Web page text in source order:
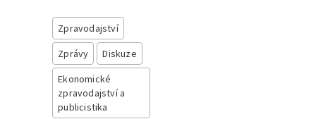
Zpravodajství
Zprávy
Diskuze
Ekonomické
zpravodajství a
publicistika